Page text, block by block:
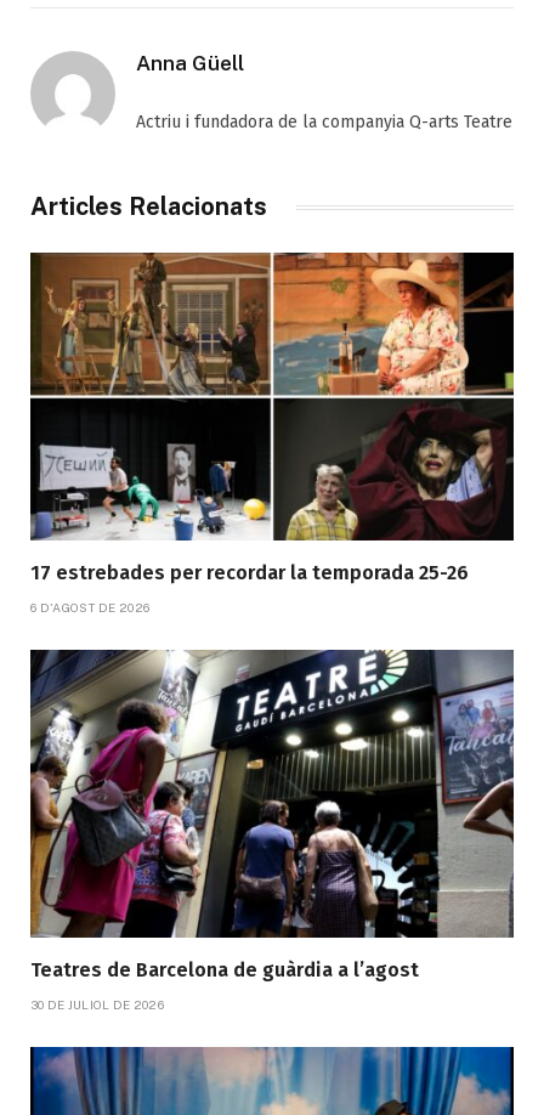
Anna Güell
Actriu i fundadora de la companyia Q-arts Teatre
Articles Relacionats
17 estrebades per recordar la temporada 25-26
6 D'AGOST DE 2026
Teatres de Barcelona de guàrdia a l’agost
30 DE JULIOL DE 2026